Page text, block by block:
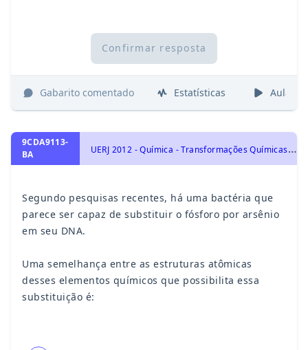
Confirmar resposta
Gabarito comentado Estatísticas Aulas
9CDA9113-
BA
U
ERJ 2012 - Química - Transformações Químicas: elementos químicos, tabela periódica e reações químicas, Transformações Químicas
Segundo pesquisas recentes, há uma bactéria que
parece ser capaz de substituir o fósforo por arsênio
em seu DNA.
Uma semelhança entre as estruturas atômicas
desses elementos químicos que possibilita essa
substituição é: